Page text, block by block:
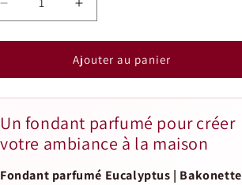
Réduire
la
quantité
Fondant
|
Bakonette
Augmenter
la
quantité
de
Fondant
|
Bakonette
Ajouter au panier
Un fondant parfumé pour créer
votre ambiance à la maison
Fondant parfumé Eucalyptus | Bakonette